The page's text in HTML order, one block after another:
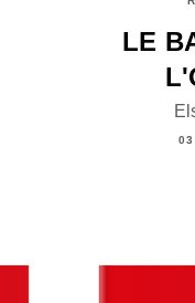
LE